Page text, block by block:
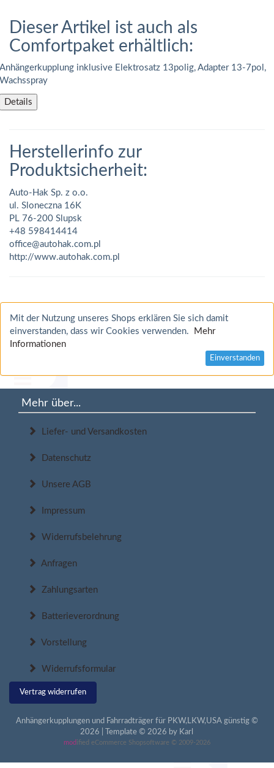
Dieser Artikel ist auch als
Comfortpaket erhältlich:
Anhängerkupplung inklusive Elektrosatz 13polig, Adapter 13-7pol,
Wachsspray
Details
Herstellerinfo zur
Produktsicherheit:
Auto-Hak Sp. z o.o.
ul. Sloneczna 16K
PL 76-200 Slupsk
+48 598414414
office@autohak.com.pl
http://www.autohak.com.pl
Mit der Nutzung unseres Shops erklären Sie sich damit
einverstanden, dass wir Cookies verwenden.
Mehr
Informationen
Einverstanden
Mehr über...
Liefer- und Versandkosten
Datenschutz
Unsere AGB
Impressum
Widerrufsbelehrung
Anfragen
Zahlungsarten
Batterieverordnung
Vorstellung
Widerrufsformular
Vertrag widerrufen
Anhängerkupplungen und Fahrradträger für PKW,LKW,USA günstig ©
2026 | Template © 2026 by Karl
mod ified eCommerce Shopsoftware © 2009-2026